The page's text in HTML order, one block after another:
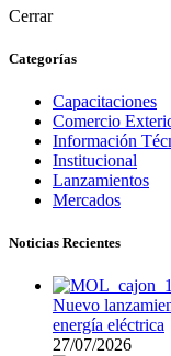
Cerrar
Categorías
Capacitaciones
Comercio
Información
Institucional
Lanzamientos
Mercados
Noticias Recientes
Nuevo
energía eléctrica
27/07/2026